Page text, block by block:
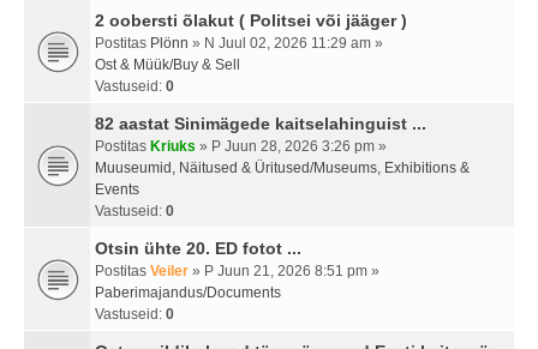
2 oobersti õlakut ( Politsei või jääger )
Postitas Plönn » N Juul 02, 2026 11:29 am »
Ost & Müük/Buy & Sell
Vastuseid: 0
82 aastat Sinimägede kaitselahinguist ...
Postitas Kriuks » P Juun 28, 2026 3:26 pm »
Muuseumid, Näitused & Üritused/Museums, Exhibitions &
Events
Vastuseid: 0
Otsin ühte 20. ED fotot ...
Postitas Veiler » P Juun 21, 2026 8:51 pm »
Paberimajandus/Documents
Vastuseid: 0